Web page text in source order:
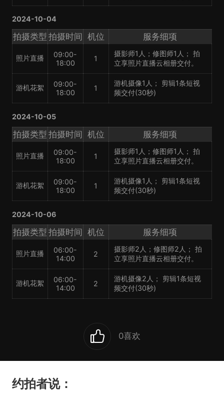
2024-10-04
拍摄类型 拍摄时间 机位 服务细项
照片直播
09:00-
18:00
1
摄影师1人；修图师1人； 拍
立享照片直播云相册交付。
游机花絮
09:00-
18:00
1
游机摄像1人； 剪辑1条短视
频交付(30秒)
2024-10-05
拍摄类型 拍摄时间 机位 服务细项
照片直播
09:00-
18:00
1
摄影师1人；修图师1人； 拍
立享照片直播云相册交付。
游机花絮
09:00-
18:00
1
游机摄像1人； 剪辑1条短视
频交付(30秒)
2024-10-06
拍摄类型 拍摄时间 机位 服务细项
照片直播
06:00-
14:00
2
摄影师2人；修图师2人； 拍
立享照片直播云相册交付。
游机花絮
06:00-
14:00
2
游机摄像2人； 剪辑1条短视
频交付(30秒)
0喜欢
约拍者说：